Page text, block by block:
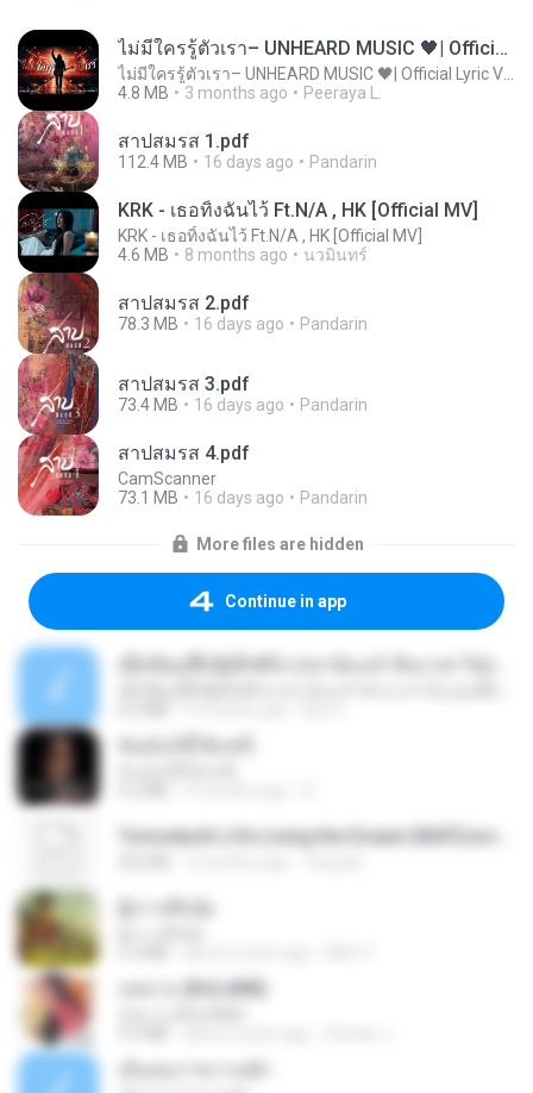
ไม่มีใครรู้ตัวเรา– UNHEARD MUSIC 🖤| Official Lyric Video | เพลงสู้ชีวิต
4.8 MB
3 months ago Peeraya L.
สาปสมรส 1.pdf
112.4 MB 16 days ago Pandarin
KRK - เธอทิ้งฉันไว้ Ft.N/A , HK [Official MV]
KRK - เธอทิ้งฉันไว้ Ft.N/A , HK [Official MV]
4.6 MB
8 months ago นวมินทร์
สาปสมรส 2.pdf
78.3 MB 16 days ago Pandarin
สาปสมรส 3.pdf
73.4 MB 16 days ago Pandarin
สาปสมรส 4.pdf
CamScanner
73.1 MB
16 days ago Pandarin
More files are hidden
Continue in app
กุหลาบ (KULARB)